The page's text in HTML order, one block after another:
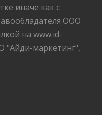
иначе как с
ООО
на www.id-
"Айди-маркетинг",